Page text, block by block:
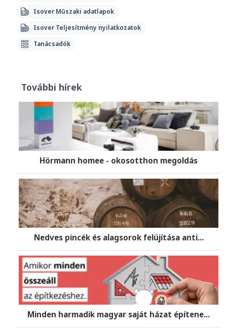
Isover Műszaki adatlapok
Isover Teljesítmény nyilatkozatok
Tanácsadók
További hírek
Hörmann homee - okosotthon megoldás
Nedves pincék és alagsorok felújítása anti...
Minden harmadik magyar saját házat építene...